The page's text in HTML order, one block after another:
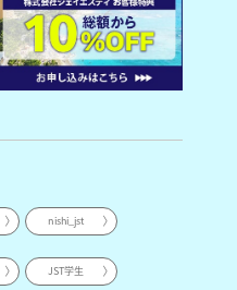
nishi_jst
JST学生